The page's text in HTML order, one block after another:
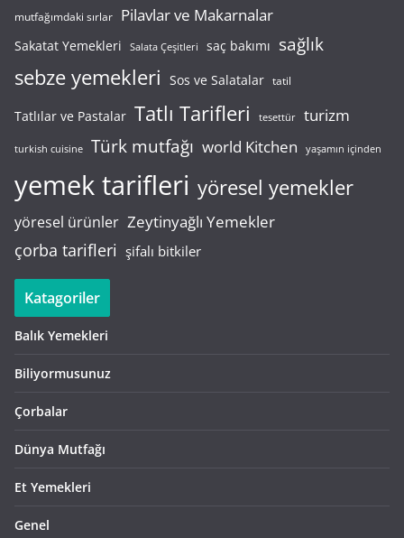
mutfağımdaki sırlar Pilavlar ve Makarnalar
Sakatat Yemekleri Salata Çeşitleri saç bakımı sağlık
sebze yemekleri Sos ve Salatalar tatil
Tatlılar ve Pastalar Tatlı Tarifleri tesettür turizm
turkish cuisine Türk mutfağı world Kitchen yaşamın içinden
yemek tarifleri yöresel yemekler
yöresel ürünler Zeytinyağlı Yemekler
çorba tarifleri şifalı bitkiler
Katagoriler
Balık Yemekleri
Biliyormusunuz
Çorbalar
Dünya Mutfağı
Et Yemekleri
Genel